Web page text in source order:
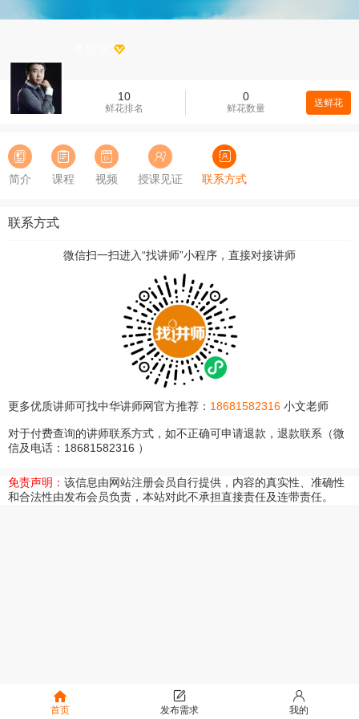
10
鲜花排名
0
鲜花数量 送鲜花
简介 课程 视频 授课见证 联系方式
联系方式
微信扫一扫进入“找讲师”小程序，直接对接讲师
更多优质讲师可找中华讲师网官方推荐： 18681582316 小文老师
对于付费查询的讲师联系方式，如不正确可申请退款，退款联系（微
信及电话：18681582316 ）
免责声明： 该信息由网站注册会员自行提供，内容的真实性、准确性
和合法性由发布会员负责，本站对此不承担直接责任及连带责任。
首页 发布需求 我的